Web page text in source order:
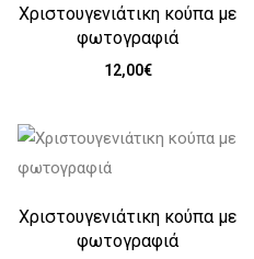
Χριστουγενιάτικη κούπα με
φωτογραφιά
12,00€
Χριστουγενιάτικη κούπα με
φωτογραφιά